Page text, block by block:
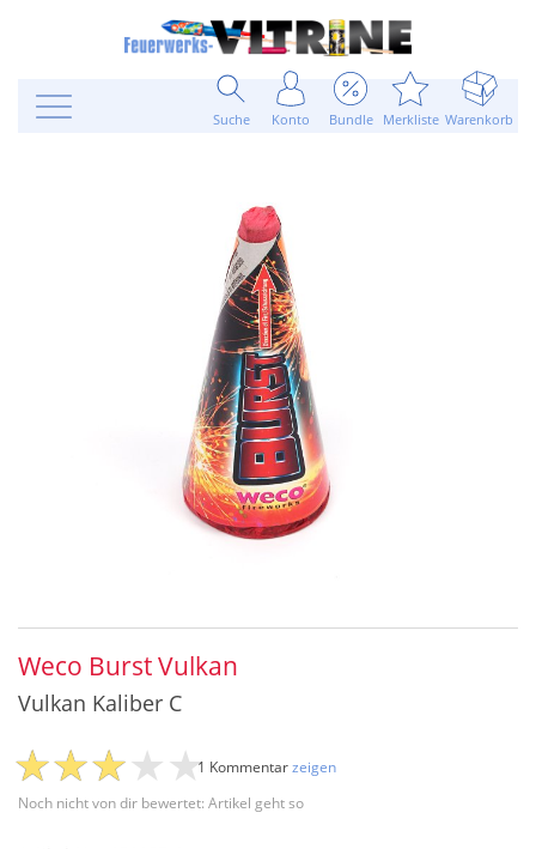
Suche Konto Bundle Merkliste Warenkorb
Weco Burst Vulkan
Vulkan Kaliber C
Noch nicht von dir bewertet: Artikel geht so
1 Kommentarzeigen